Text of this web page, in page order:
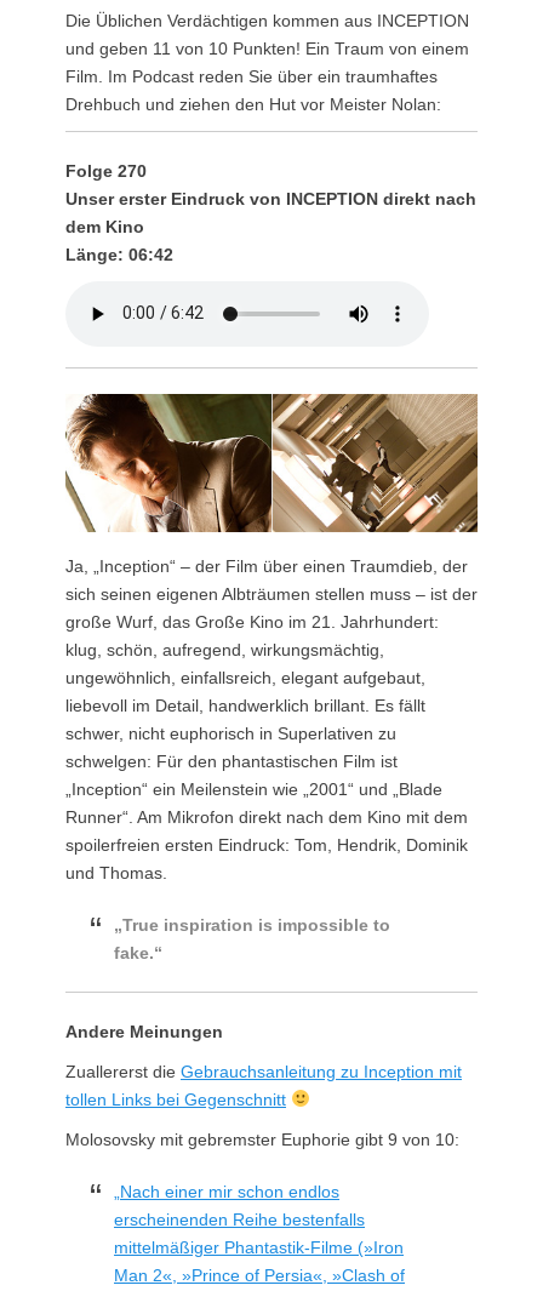
Die Üblichen Verdächtigen kommen aus INCEPTION
und geben 11 von 10 Punkten! Ein Traum von einem
Film. Im Podcast reden Sie über ein traumhaftes
Drehbuch und ziehen den Hut vor Meister Nolan:
Folge 270
Unser erster Eindruck von INCEPTION direkt nach
dem Kino
Länge: 06:42
Ja, „Inception“ – der Film über einen Traumdieb, der
sich seinen eigenen Albträumen stellen muss – ist der
große Wurf, das Große Kino im 21. Jahrhundert:
klug, schön, aufregend, wirkungsmächtig,
ungewöhnlich, einfallsreich, elegant aufgebaut,
liebevoll im Detail, handwerklich brillant. Es fällt
schwer, nicht euphorisch in Superlativen zu
schwelgen: Für den phantastischen Film ist
„Inception“ ein Meilenstein wie „2001“ und „Blade
Runner“. Am Mikrofon direkt nach dem Kino mit dem
spoilerfreien ersten Eindruck: Tom, Hendrik, Dominik
und Thomas.
„True inspiration is impossible to
fake.“
Andere Meinungen
Zuallererst die Gebrauchsanleitung zu Inception mit
tollen Links bei Gegenschnitt
Molosovsky mit gebremster Euphorie gibt 9 von 10:
„Nach einer mir schon endlos
erscheinenden Reihe bestenfalls
mittelmäßiger Phantastik-Filme (»Iron
Man 2«, »Prince of Persia«, »Clash of